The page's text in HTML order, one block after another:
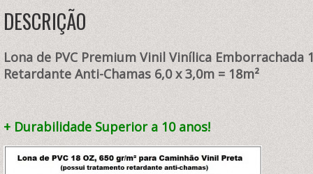
DESCRIÇÃO
Lona de PVC Premium Vinil Vinílica
Retardante Anti-Chamas 6,0x 3,0m = 18m²
+ Durabilidade Superior a 10 anos!